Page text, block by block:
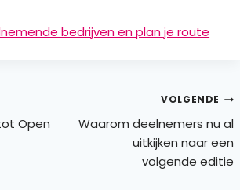
bedrijven en plan je route
Open
VOLGENDE
Waarom deelnemers nu al
uitkijken naar een
volgende editie